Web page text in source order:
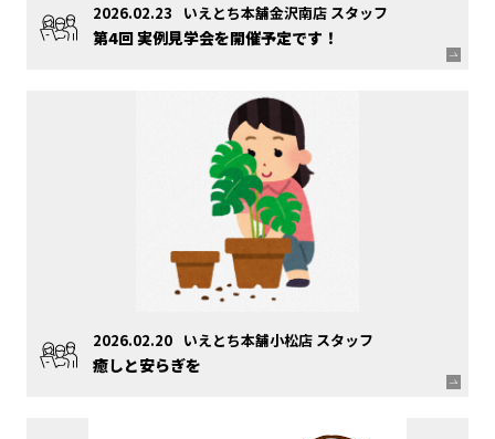
2026.02.23 いえとち本舗金沢南店 スタッフ
第4回 実例見学会を開催予定です！
2026.02.20 いえとち本舗小松店 スタッフ
癒しと安らぎを